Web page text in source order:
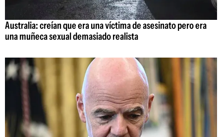
Australia: creían que era una víctima de asesinato pero era
una muñeca sexual demasiado realista